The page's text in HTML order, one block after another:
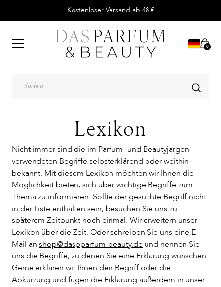
Kostenloser Versand ab 48 €
0
Lexikon
Nicht immer sind die im Parfum- und Beautyjargon
verwendeten Begriffe selbsterklärend oder weithin
bekannt. Mit diesem Lexikon möchten wir Ihnen die
Möglichkeit bieten, sich über wichtige Begriffe zum
Thema zu informieren. Sollte der gesuchte Begriff nicht
in der Liste enthalten sein, besuchen Sie uns zu
späterem Zeitpunkt noch einmal. Wir erweitern unser
Lexikon über die Zeit. Oder schreiben Sie uns eine E-
Mail an shop@daspparfum-beauty.de und nennen Sie
uns die Begriffe, zu denen Sie eine Erklärung wünschen.
Gerne erklären wir Ihnen den Begriff oder die
Abkürzung und fügen die Erklärung außerdem in unser